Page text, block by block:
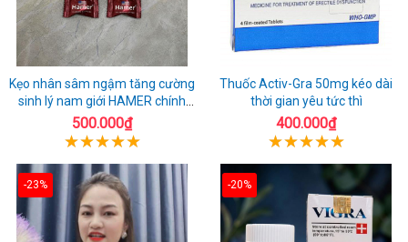
Kẹo nhân sâm ngậm tăng cường
sinh lý nam giới HAMER chính
hãng
500.000₫
Thuốc Activ-Gra 50mg kéo dài
thời gian yêu tức thì
400.000₫
-23% -20%